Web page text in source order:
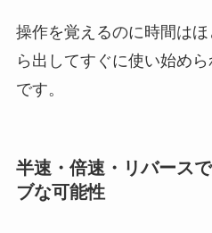
操作を覚えるのに時間は
ら出してすぐに使い始め
です。
半速・倍速・リバース
ブな可能性